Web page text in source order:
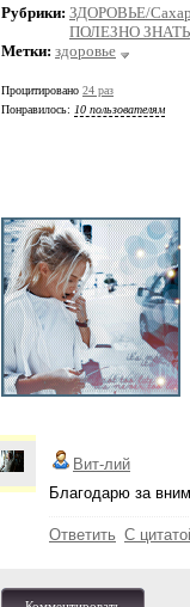
Рубрики: ЗДОРОВЬЕ/
ПОЛЕЗНО ЗНАТЬ
Метки: здоровье
Процитировано 24 раз
Понравилось: 10 пользователям
Вит-лий
Благодарю за
Ответить С